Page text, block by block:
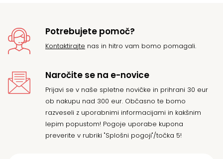
Potrebujete pomoč?
Kontaktirajte nas in hitro vam bomo pomagali.
Naročite se na e-novice
Prijavi se v naše spletne novičke in prihrani 30 eur
ob nakupu nad 300 eur. Občasno te bomo
razveseli z uporabnimi informacijami in kakšnim
lepim popustom! Pogoje uporabe kupona
preverite v rubriki "Splošni pogoji"/točka 5!